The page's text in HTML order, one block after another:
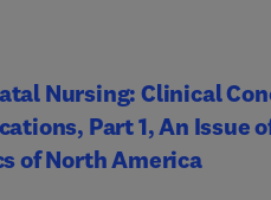
avances recientes en la
una exhaustiva actualizacion
incluyendo la ginecologia
las alteraciones hormonales
tres nuevos capitulos
Nursing: Clinical
Part 1, An Issue
of North America